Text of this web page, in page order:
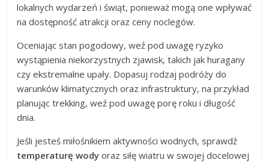
lokalnych wydarzeń i świąt, ponieważ mogą one wpływać
na dostępność atrakcji oraz ceny noclegów.
Oceniając stan pogodowy, weź pod uwagę ryzyko
wystąpienia niekorzystnych zjawisk, takich jak huragany
czy ekstremalne upały. Dopasuj rodzaj podróży do
warunków klimatycznych oraz infrastruktury, na przykład
planując trekking, weź pod uwagę porę roku i długość
dnia.
Jeśli jesteś miłośnikiem aktywności wodnych, sprawdź
temperaturę wody oraz siłę wiatru w swojej docelowej